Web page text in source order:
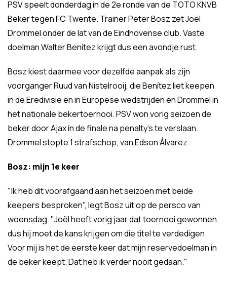
PSV speelt donderdag in de 2e ronde van de TOTO KNVB
Beker tegen FC Twente. Trainer Peter Bosz zet Joël
Drommel onder de lat van de Eindhovense club. Vaste
doelman Walter Benítez krijgt dus een avondje rust.
Bosz kiest daarmee voor dezelfde aanpak als zijn
voorganger Ruud van Nistelrooij, die Benítez liet keepen
in de Eredivisie en in Europese wedstrijden en Drommel in
het nationale bekertoernooi. PSV won vorig seizoen de
beker door Ajax in de finale na penalty's te verslaan.
Drommel stopte 1 strafschop, van Edson Álvarez.
Bosz: mijn 1e keer
"Ik heb dit voorafgaand aan het seizoen met beide
keepers besproken", legt Bosz uit op de persco van
woensdag. "Joël heeft vorig jaar dat toernooi gewonnen
dus hij moet de kans krijgen om die titel te verdedigen.
Voor mij is het de eerste keer dat mijn reservedoelman in
de beker keept. Dat heb ik verder nooit gedaan."